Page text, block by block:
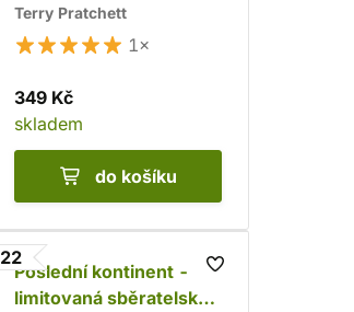
sběratelská edice
Terry Pratchett
1×
349 Kč
skladem
do košíku
22
Poslední kontinent -
limitovaná sběratelská